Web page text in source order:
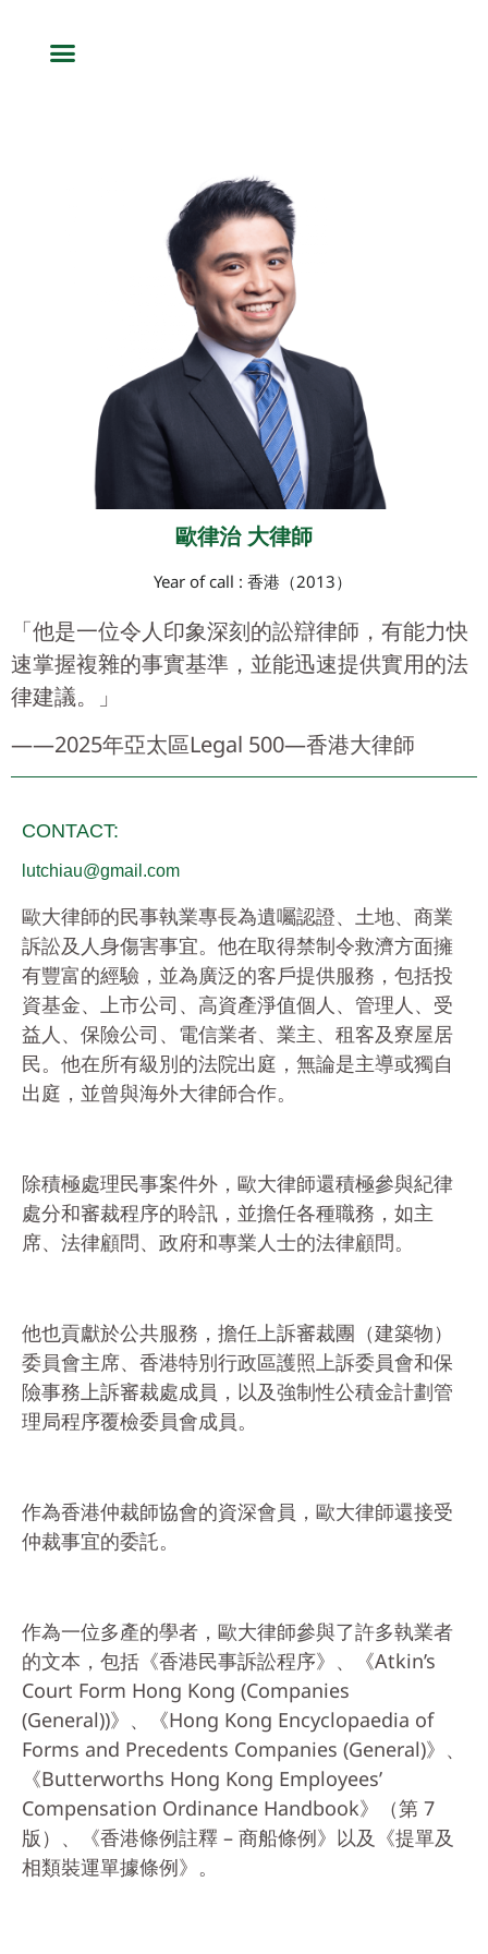
歐律治 大律師
Year of call : 香港（2013）
「他是一位令人印象深刻的訟辯律師，有能力快
速掌握複雜的事實基準，並能迅速提供實用的法
律建議。」
——2025年亞太區Legal 500—香港大律師
CONTACT:
lutchiau@gmail.com
歐大律師的民事執業專長為遺囑認證、土地、商業
訴訟及人身傷害事宜。他在取得禁制令救濟方面擁
有豐富的經驗，並為廣泛的客戶提供服務，包括投
資基金、上市公司、高資產淨值個人、管理人、受
益人、保險公司、電信業者、業主、租客及寮屋居
民。他在所有級別的法院出庭，無論是主導或獨自
出庭，並曾與海外大律師合作。
除積極處理民事案件外，歐大律師還積極參與紀律
處分和審裁程序的聆訊，並擔任各種職務，如主
席、法律顧問、政府和專業人士的法律顧問。
他也貢獻於公共服務，擔任上訴審裁團（建築物）
委員會主席、香港特別行政區護照上訴委員會和保
險事務上訴審裁處成員，以及強制性公積金計劃管
理局程序覆檢委員會成員。
作為香港仲裁師協會的資深會員，歐大律師還接受
仲裁事宜的委託。
作為一位多產的學者，歐大律師參與了許多執業者
的文本，包括《香港民事訴訟程序》、《Atkin’s
Court Form Hong Kong (Companies
(General))》、《Hong Kong Encyclopaedia of
Forms and Precedents Companies (General)》、
《Butterworths Hong Kong Employees’
Compensation Ordinance Handbook》（第 7
版）、《香港條例註釋 – 商船條例》以及《提單及
相類裝運單據條例》。